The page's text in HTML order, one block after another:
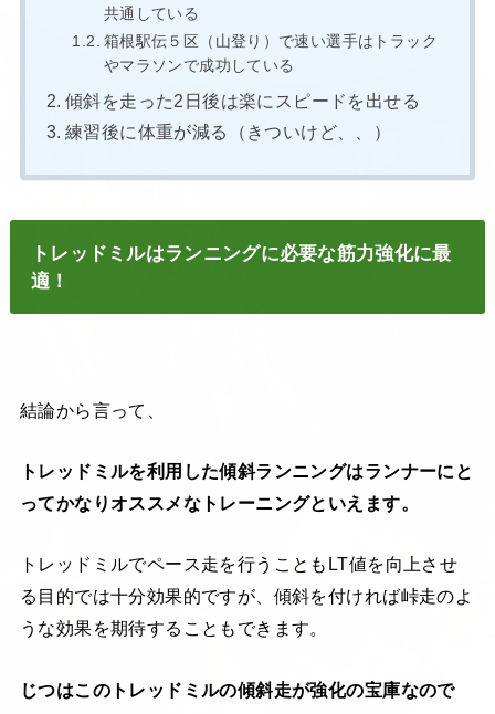
共通している
箱根駅伝５区（山登り）で速い選手はトラック
やマラソンで成功している
傾斜を走った2日後は楽にスピードを出せる
練習後に体重が減る（きついけど、、）
トレッドミルはランニングに必要な筋力強化に最
適！
結論から言って、
トレッドミルを利用した傾斜ランニングはランナーにと
ってかなりオススメなトレーニングといえます。
トレッドミルでペース走を行うこともLT値を向上させ
る目的では十分効果的ですが、傾斜を付ければ峠走のよ
うな効果を期待することもできます。
じつはこのトレッドミルの傾斜走が強化の宝庫なので